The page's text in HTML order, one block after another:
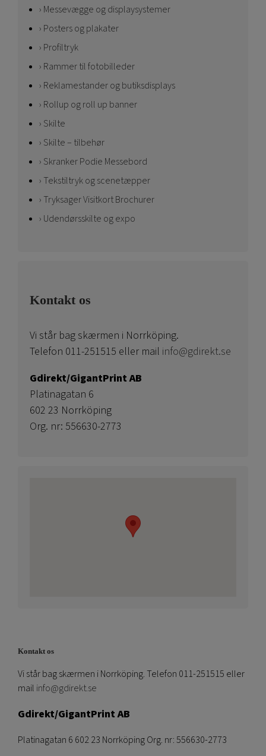
Messevægge og displaysystemer
Posters og plakater
Profiltryk
Rammer til fotobilleder
Reklamestander og butiksdisplays
Rollup og roll up banner
Skilte
Skilte – tilbehør
Skranker Podie Messebord
Tekstiltryk og scenetæpper
Tryksager Visitkort Brochurer
Udendørsskilte og expo
Kontakt os
Vi står bag skærmen i Norrköping.
Telefon 011-251515 eller mail info@gdirekt.se
Gdirekt/GigantPrint AB
Platinagatan 6
602 23 Norrköping
Org. nr: 556630-2773
Kontakt os
Vi står bag skærmen i Norrköping. Telefon 011-251515 eller
mail info@gdirekt.se
Gdirekt/GigantPrint AB
Platinagatan 6 602 23 Norrköping Org. nr: 556630-2773